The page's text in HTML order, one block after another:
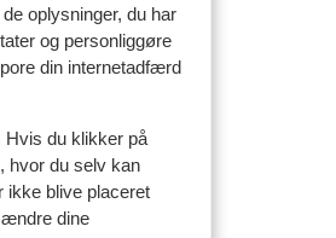
oplysninger, du har
og personliggøre
din internetadfærd
Hvis du klikker på
hvor du selv kan
ikke blive placeret
ændre dine
anmeldelser